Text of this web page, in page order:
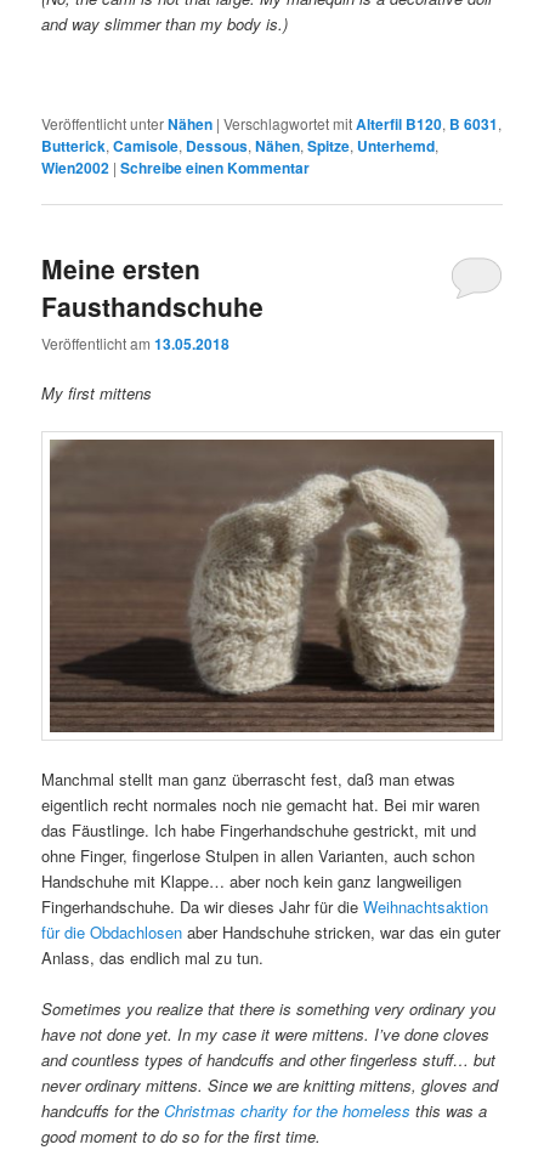
and way slimmer than my body is.)
Veröffentlicht unterNähen |Verschlagwortet mitAlterfil B120, B 6031,
Butterick,Camisole, Dessous,Nähen,Spitze, Unterhemd,
Wien2002 |Schreibe einen Kommentar
Meine ersten
Fausthandschuhe
Veröffentlicht am13.05.2018
My first mittens
Manchmal stellt man ganz überrascht fest, daß man etwas
eigentlich recht normales noch nie gemacht hat. Bei mir waren
das Fäustlinge. Ich habe Fingerhandschuhe gestrickt, mit und
ohne Finger, fingerlose Stulpen in allen Varianten, auch schon
Handschuhe mit Klappe… aber noch kein ganz langweiligen
Fingerhandschuhe. Da wir dieses Jahr für dieWeihnachtsaktion
für die Obdachlosen aber Handschuhe stricken, war das ein guter
Anlass, das endlich mal zu tun.
Sometimes you realize that there is something very ordinary you
have not done yet. In my case it were mittens. I’ve done cloves
and countless types of handcuffs and other fingerless stuff… but
never ordinary mittens. Since we are knitting mittens, gloves and
handcuffs for theChristmas charity for the homeless this was a
good moment to do so for the first time.